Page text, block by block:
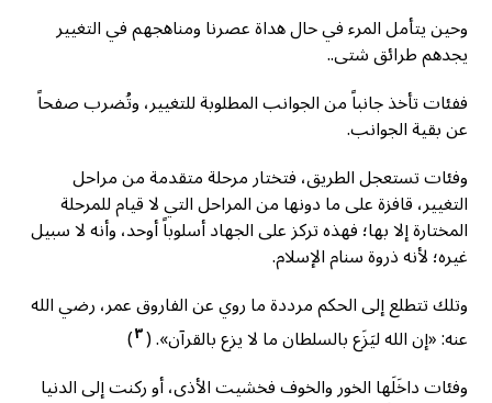
وحين يتأمل المرء في حال هداة عصرنا ومناهجهم في التغيير
يجدهم طرائق شتى..
ففئات تأخذ جانباً من الجوانب المطلوبة للتغيير، وتُضرب صفحاً
عن بقية الجوانب.
وفئات تستعجل الطريق، فتختار مرحلة متقدمة من مراحل
التغيير، قافزة على ما دونها من المراحل التي لا قيام للمرحلة
المختارة إلا بها؛ فهذه تركز على الجهاد أسلوباً أوحد، وأنه لا سبيل
غيره؛ لأنه ذروة سنام الإسلام.
وتلك تتطلع إلى الحكم مرددة ما روي عن الفاروق عمر، رضي الله
عنه: «إن الله ليَزَع بالسلطان ما لا يزع بالقرآن». (٣)
وفئات داخَلَها الخور والخوف فخشيت الأذى، أو ركنت إلى الدنيا